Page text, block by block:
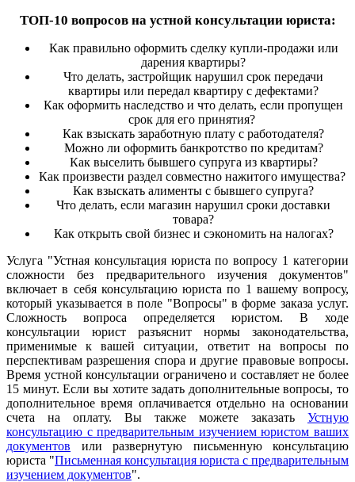
ТОП-10 вопросов на устной консультации юриста:
Как правильно оформить сделку купли-продажи или
дарения квартиры?
Что делать, застройщик нарушил срок передачи
квартиры или передал квартиру с дефектами?
Как оформить наследство и что делать, если пропущен
срок для его принятия?
Как взыскать заработную плату с работодателя?
Можно ли оформить банкротство по кредитам?
Как выселить бывшего супруга из квартиры?
Как произвести раздел совместно нажитого имущества?
Как взыскать алименты с бывшего супруга?
Что делать, если магазин нарушил сроки доставки
товара?
Как открыть свой бизнес и сэкономить на налогах?
Услуга "Устная консультация юриста по вопросу 1 категории
сложности без предварительного изучения документов"
включает в себя консультацию юриста по 1 вашему вопросу,
который указывается в поле "Вопросы" в форме заказа услуг.
Сложность вопроса определяется юристом. В ходе
консультации юрист разъяснит нормы законодательства,
применимые к вашей ситуации, ответит на вопросы по
перспективам разрешения спора и другие правовые вопросы.
Время устной консультации ограничено и составляет не более
15 минут. Если вы хотите задать дополнительные вопросы, то
дополнительное время оплачивается отдельно на основании
счета на оплату. Вы также можете заказать Устную
консультацию с предварительным изучением юристом ваших
документов или развернутую письменную консультацию
юриста "Письменная консультация юриста с предварительным
изучением документов".